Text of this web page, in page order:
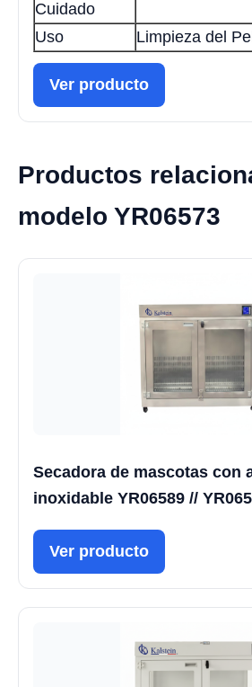
Cuidado
Uso Limpieza del
Ver producto
Productos
modelo YR06573
Secadora de mascotas con
inoxidable YR06589 //
Ver producto